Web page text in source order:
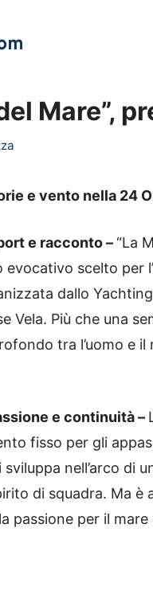
Mare”,
e vento nella 24
e racconto –“La
scelto per
dallo
Vela. Più che una
tra l’uomo e
e continuità –
fisso per gli
nell’arco di
di squadra. Ma
passione per il